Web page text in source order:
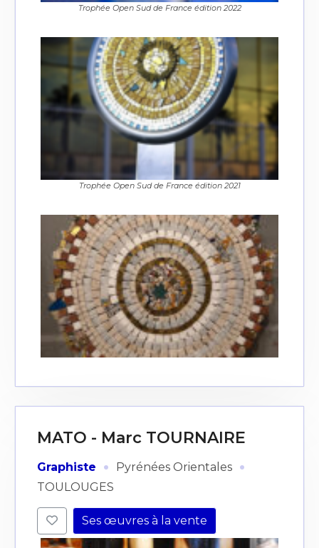
Statut / Organisation
J'accepte lestermes et conditions
* Champ obligatoire
Adresse email*
Statut / Organisation
J'accepte lestermes et conditions
* Champ obligatoire
Trophée Open Sud de France édition 2022
Trophée Open Sud de France édition 2021
MATO - Marc TOURNAIRE
Graphiste · Pyrénées Orientales ·
TOULOUGES
Ses œuvres à la vente